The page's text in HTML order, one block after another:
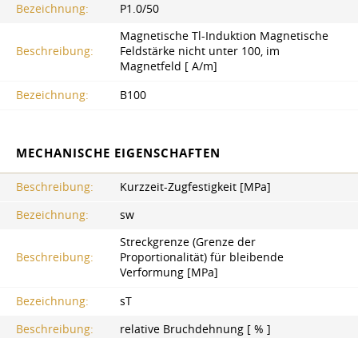
Bezeichnung:
P1.0/50
Beschreibung:
Magnetische Tl-Induktion Magnetische
Feldstärke nicht unter 100, im
Magnetfeld [ A/m]
Bezeichnung:
B100
MECHANISCHE EIGENSCHAFTEN
Beschreibung:
Kurzzeit-Zugfestigkeit [MPa]
Bezeichnung:
ѕw
Beschreibung:
Streckgrenze (Grenze der
Proportionalität) für bleibende
Verformung [MPa]
Bezeichnung:
sT
Beschreibung:
relative Bruchdehnung [ % ]